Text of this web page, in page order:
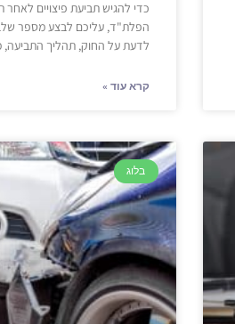
כדי להגיש תביעת פיצויים
הפלת"ד, עליכם לבצע מספר
לדעת על החוק, תהליך התביעה,
קרא עוד »
בלוג